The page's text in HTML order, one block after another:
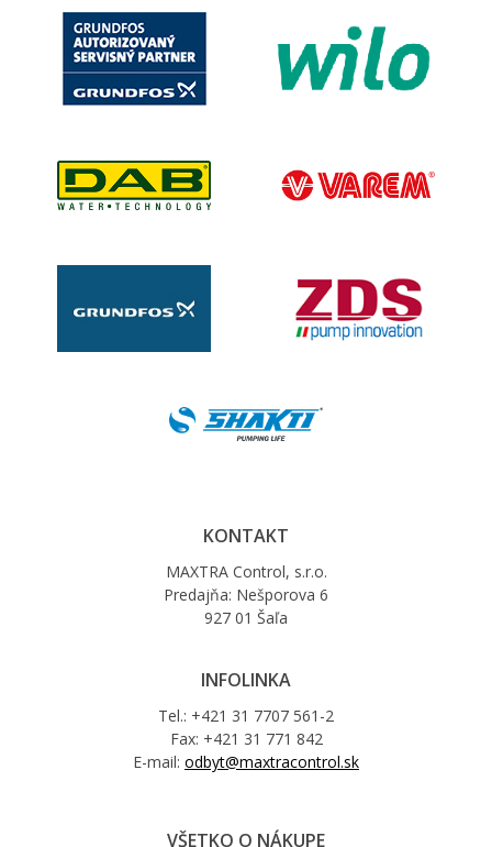
KONTAKT
MAXTRA Control, s.r.o.
Predajňa: Nešporova 6
927 01 Šaľa
INFOLINKA
Tel.: +421 31 7707 561-2
Fax: +421 31 771 842
E-mail: odbyt@maxtracontrol.sk
VŠETKO O NÁKUPE